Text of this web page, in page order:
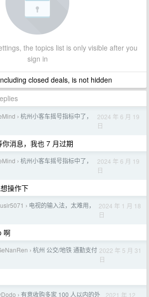
the topics list is only visible after you
sign in
closed deals, is not hidden
› 杭州小客车摇号指标中了，
2024 年 6 月 19
日
你消息，我也 7 月过期
› 杭州小客车摇号指标中了，
2024 年 6 月 19
日
操作下
› 电视的输入法，太难用，
2024 年 1 月 18
日
啊
› 杭州 公交/地铁 通勤支付 2022 年 5 月 31
日
› 有意收购多家 100 人以内的外 2021 年 12